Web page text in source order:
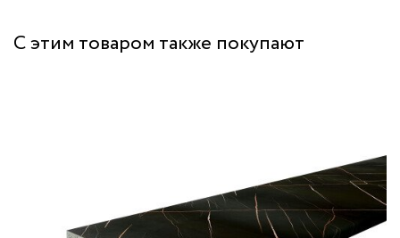
С этим товаром также покупают